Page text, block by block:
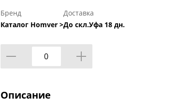
Бренд
Каталог Homver >
Доставка
До скл.Уфа 18 дн.
Описание